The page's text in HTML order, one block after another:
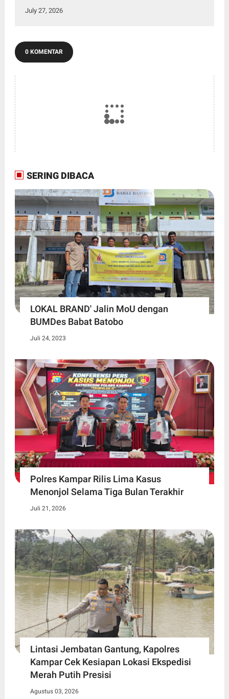
July 27, 2026
0 KOMENTAR
SERING DIBACA
LOKAL BRAND' Jalin MoU dengan
BUMDes Babat Batobo
Juli 24, 2023
Polres Kampar Rilis Lima Kasus
Menonjol Selama Tiga Bulan Terakhir
Juli 21, 2026
Lintasi Jembatan Gantung, Kapolres
Kampar Cek Kesiapan Lokasi Ekspedisi
Merah Putih Presisi
Agustus 03, 2026